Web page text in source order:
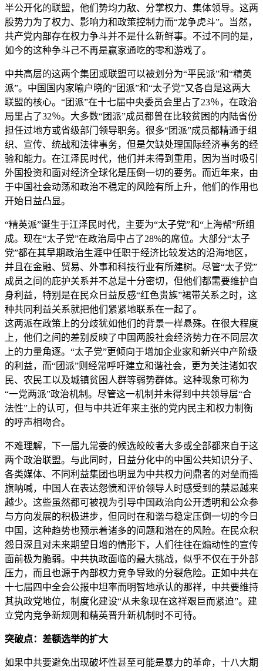
半公开化的联盟，他们势均力敌、分掌权力、集体领导。这两
股势力为了权力、影响力和政策控制力而“龙争虎斗”。当然，
共产党内部存在权力争斗并不是什么新鲜事。不过不同的是，
如今的这种争斗己不再是赢家通吃的零和游戏了。
中共高层的这两个集团或联盟可以被划分为“平民派”和“精英
派”。中国国内家喻户晓的“团派”和“太子党”又各自是这两大
联盟的核心。“团派”在十七届中央委员会里占了23％，在政治
局里占了32％。大多数“团派”成员都曾在比较贫困的内陆省份
担任过地方或省级部门领导职务。很多“团派”成员都精通于组
织、宣传、统战和法律事务，但是欠缺处理国际经济事务的经
验和能力。在江泽民时代，他们并未得到重用，因为当时吸引
外国投资和面对经济全球化是压倒一切的要务。而近年来，由
于中国社会动荡和政治不稳定的风险有所上升，他们的作用也
开始日益凸显。
“精英派”诞生于江泽民时代，主要为“太子党”和“上海帮”所组
成。现在“太子党”在政治局中占了28%的席位。大部分“太子
党”都在其早期政治生涯中任职于经济比较发达的沿海地区，
并且在金融、贸易、外事和科技行业有所建树。尽管“太子党”
成员之间的庇护关系并不总是十分密切，但他们都需要维护自
身利益，特别是在民众日益反感“红色贵族”裙带关系之时，这
种共同利益关系就把他们紧紧地联系在一起了。
这两派在政策上的分歧犹如他们的背景一样悬殊。在很大程度
上，他们之间的差别反映了中国两股社会经济势力在不同层次
上的力量角逐。“太子党”更倾向于增加企业家和新兴中产阶级
的利益，而“团派”则经常呼吁建立和谐社会，更为关注诸如农
民、农民工以及城镇贫困人群等弱势群体。这种现象可称为
“一党两派”政治机制。尽管这一机制并未得到中共领导层“合
法性”上的认可，但与中共近年来主张的党内民主和权力制衡
的呼声相吻合。
不难理解，下一届九常委的候选皎皎者大多或全部都来自于这
两个政治联盟。与此同时，日益分化中的中国公共知识分子、
各类媒体、不同利益集团也明显为中共权力问鼎者的对垒而摇
旗呐喊，中国人在表达怨愤和评价领导人时感受到的禁忌越来
越少。这些虽然都可被视为引导中国政治向公开透明和公众参
与方向发展的积极进步，但同时在和谐与稳定压倒一切的今日
中国，这种趋势也预示着诸多的问题和潜在的风险。在民众积
怨日深且对未来期望日增的情形下，人们往往在煽动性的宣传
面前极为脆弱。中共执政面临的最大挑战，似乎不仅在于外部
压力，而且也源于內部权力竞争导致的分裂危险。正如中共在
十七届四中全会公报中坦率而明智地承认的那祥，中共要维持
其执政党地位，制度化建设“从未象现在这祥艰巨而紧迫”。建
立党内竞争新规则和精英晋升新机制时不可待。
突破点：差额选举的扩大
如果中共要避免出现破坏性甚至可能是暴力的革命，十八大期